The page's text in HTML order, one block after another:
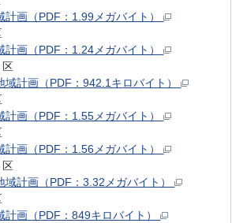
計画（PDF：1.99メガバイト）
計画（PDF：1.24メガバイト）
区
域計画（PDF：942.1キロバイト）
計画（PDF：1.55メガバイト）
計画（PDF：1.56メガバイト）
区
域計画（PDF：3.32メガバイト）
計画（PDF：849キロバイト）